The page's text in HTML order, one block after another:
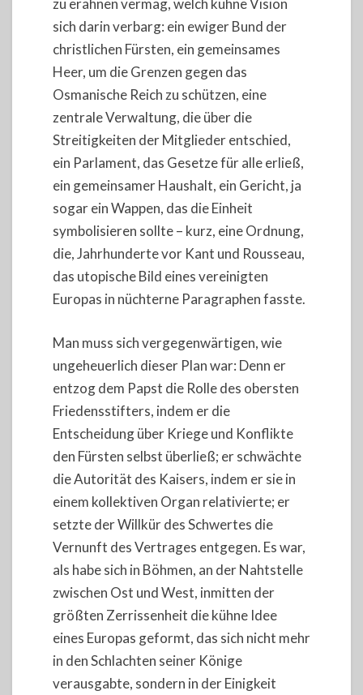
zu erahnen vermag, welch kühne Vision
sich darin verbarg: ein ewiger Bund der
christlichen Fürsten, ein gemeinsames
Heer, um die Grenzen gegen das
Osmanische Reich zu schützen, eine
zentrale Verwaltung, die über die
Streitigkeiten der Mitglieder entschied,
ein Parlament, das Gesetze für alle erließ,
ein gemeinsamer Haushalt, ein Gericht, ja
sogar ein Wappen, das die Einheit
symbolisieren sollte – kurz, eine Ordnung,
die, Jahrhunderte vor Kant und Rousseau,
das utopische Bild eines vereinigten
Europas in nüchterne Paragraphen fasste.
Man muss sich vergegenwärtigen, wie
ungeheuerlich dieser Plan war: Denn er
entzog dem Papst die Rolle des obersten
Friedensstifters, indem er die
Entscheidung über Kriege und Konflikte
den Fürsten selbst überließ; er schwächte
die Autorität des Kaisers, indem er sie in
einem kollektiven Organ relativierte; er
setzte der Willkür des Schwertes die
Vernunft des Vertrages entgegen. Es war,
als habe sich in Böhmen, an der Nahtstelle
zwischen Ost und West, inmitten der
größten Zerrissenheit die kühne Idee
eines Europas geformt, das sich nicht mehr
in den Schlachten seiner Könige
verausgabte, sondern in der Einigkeit